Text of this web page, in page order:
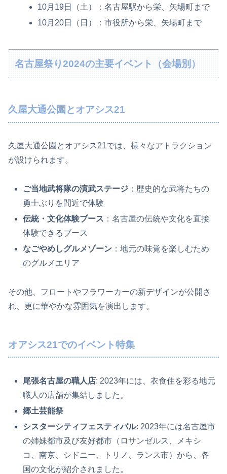
10月19日（土）：名古屋駅から栄、矢場町まで
10月20日（日）：市役所から栄、矢場町まで
名古屋祭り2024の主要イベント（会場別）
久屋大通公園とオアシス21
久屋大通公園とオアシス21では、様々なアトラクション
が設けられます。
ご当地武将隊の演武ステージ ：歴史的な武将たちの
勇士ぶりを間近で体験
伝統・文化体験ブース ：名古屋の伝統や文化を直接
体験できるブース
なごやめしグルメゾーン ：地元の味覚を楽しむため
のグルメエリア
その他、フロートやフラワーカーの新デザインが公開さ
れ、更に華やかな雰囲気を演出します。
オアシス21でのイベント特集
尾張名古屋の職人店: 2023年には、衣食住を彩る地元
職人の店舗が集結しました。
郷土芸能祭
シスターシティフェスティバル: 2023年には名古屋市
の姉妹都市及び友好都市（ロサンゼルス、メキシ
コ、南京、シドニー、トリノ、ランス市）から、各
国の文化が紹介されました。